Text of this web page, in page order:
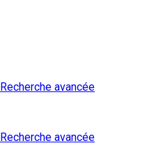
Recherche avancée
Recherche avancée